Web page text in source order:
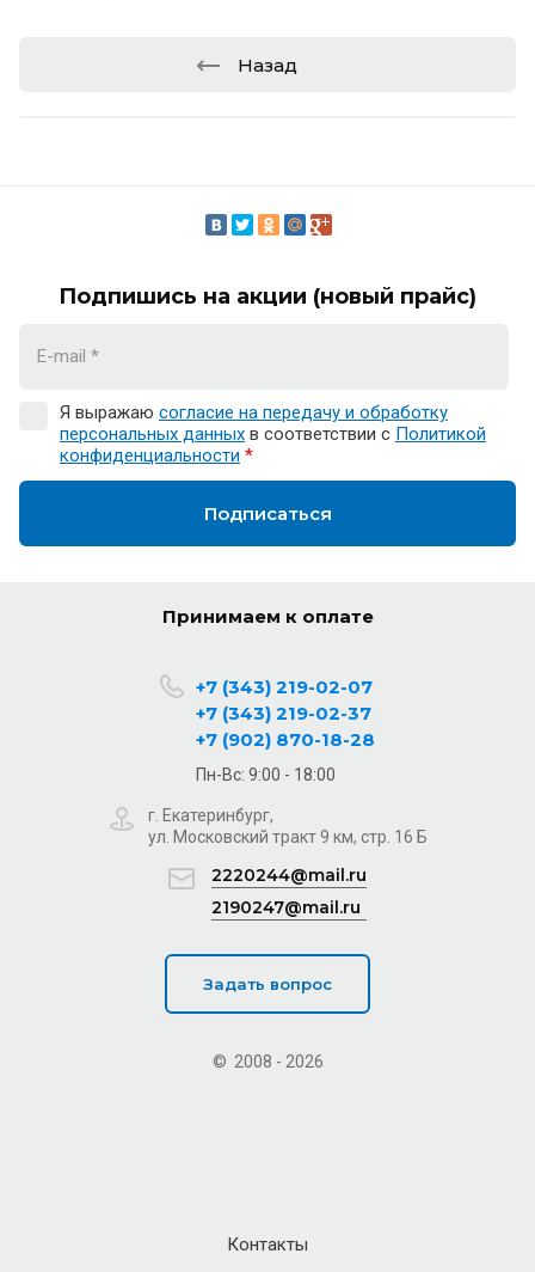
Назад
Подпишись на акции (новый прайс)
Я выражаю согласие на передачу и обработку
персональных данных в соответствии с Политикой
конфиденциальности *
Подписаться
Принимаем к оплате
© 2008 - 2026
+7 (343) 219-02-07
+7 (343) 219-02-37
+7 (902) 870-18-28
Пн-Вс: 9:00 - 18:00
г. Екатеринбург,
ул. Московский тракт 9 км, стр. 16 Б
2220244@mail.ru
2190247@mail.ru
Задать вопрос
Контакты